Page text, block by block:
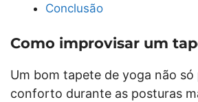
Conclusão
Como improvisar um
Um bom tapete de yoga não
conforto durante as posturas